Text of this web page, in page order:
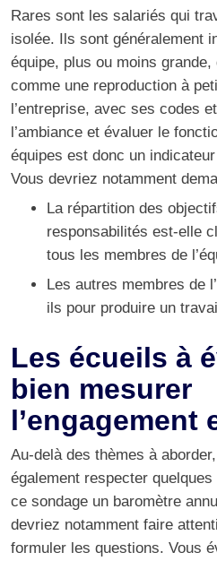
Rares sont les salariés qui
isolée. Ils sont généralement
équipe, plus ou moins
comme une reproduction à
l’entreprise, avec ses codes
l’ambiance et évaluer le
équipes est donc un
Vous devriez notamment
La répartition des
responsabilités est-elle
tous les membres de
Les autres membres de
ils pour produire un
Les écueils à
bien mesurer
l’engagement
Au-delà des thèmes à
également respecter
ce sondage un baromètre
devriez notamment faire
formuler les questions. Vous